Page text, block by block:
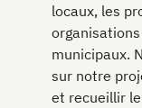
locaux, les
municipaux.
sur notre
et recueillir